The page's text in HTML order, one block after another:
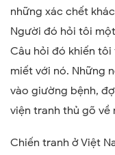
những xác chết
Người đó hỏi tôi một
Câu hỏi đó khiến tôi
miết với nó. Những
vào giường bệnh,
viện tranh thủ gõ về
Chiến tranh ở Việt